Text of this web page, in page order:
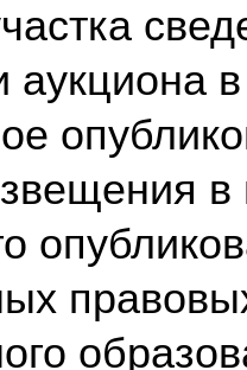
аукциона